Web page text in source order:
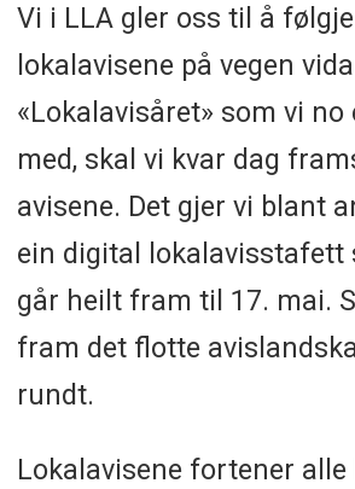
Vi i LLA gler oss til å
lokalavisene på vegen
«Lokalavisåret» som vi no
med, skal vi kvar dag
avisene. Det gjer vi blant
ein digital lokalavisstafett
går heilt fram til 17. mai.
fram det flotte
rundt.
Lokalavisene fortener alle